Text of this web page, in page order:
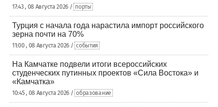
17:43 , 08 Августа 2026 / порты
Турция с начала года нарастила импорт российского
зерна почти на 70%
11:00 , 08 Августа 2026 / события
На Камчатке подвели итоги всероссийских
студенческих путинных проектов «Сила Востока» и
«Камчатка»
10:45 , 08 Августа 2026 / образование